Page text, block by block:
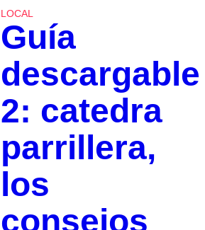
LOCAL
Guía
descargable
2: catedra
parrillera,
los
consejos